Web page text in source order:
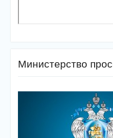
Министерство